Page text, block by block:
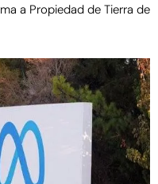
a Propiedad de Tierra de